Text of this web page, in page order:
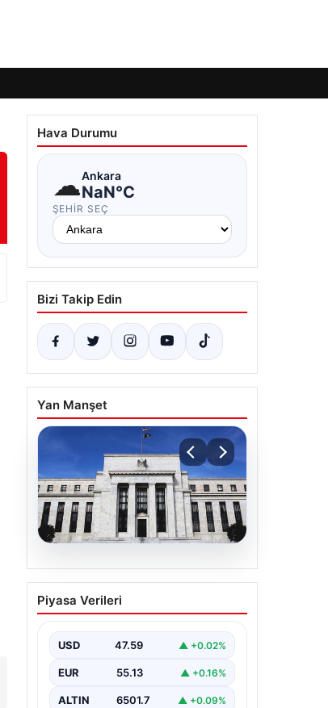
Hava Durumu
☁Ankara
NaN°C
ŞEHIR SEÇ
Bizi Takip Edin
Yan Manşet
04.08.2026
Fed faizi sabit tuttu
Piyasa Verileri
USD 47.59 ▲ +0.02%
EUR 55.13 ▲ +0.16%
ALTIN 6501.7 ▲ +0.09%